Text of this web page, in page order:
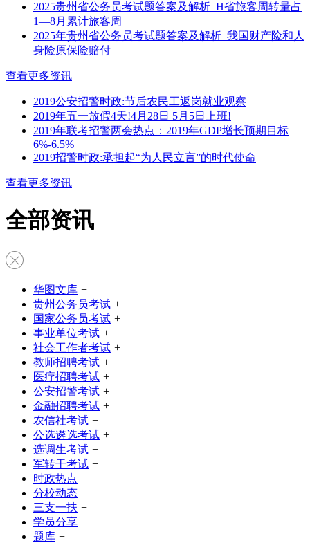
2025贵州省公务员考试题答案及解析_H省旅客周转量占
1—8月累计旅客周
2025年贵州省公务员考试题答案及解析_我国财产险和人
身险原保险赔付
查看更多资讯
2019公安招警时政:节后农民工返岗就业观察
2019年五一放假4天!4月28日 5月5日上班!
2019年联考招警两会热点：2019年GDP增长预期目标
6%-6.5%
2019招警时政:承担起“为人民立言”的时代使命
查看更多资讯
全部资讯
华图文库 +
贵州公务员考试 +
国家公务员考试 +
事业单位考试 +
社会工作者考试 +
教师招聘考试 +
医疗招聘考试 +
公安招警考试 +
金融招聘考试 +
农信社考试 +
公选遴选考试 +
选调生考试 +
军转干考试 +
时政热点
分校动态
三支一扶 +
学员分享
题库 +